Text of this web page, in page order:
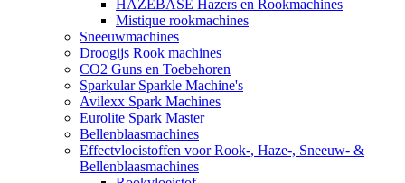
HAZEBASE Hazers en Rookmachines
Mistique rookmachines
Sneeuwmachines
Droogijs Rook machines
CO2 Guns en Toebehoren
Sparkular Sparkle Machine's
Avilexx Spark Machines
Eurolite Spark Master
Bellenblaasmachines
Effectvloeistoffen voor Rook-, Haze-, Sneeuw- &
Bellenblaasmachines